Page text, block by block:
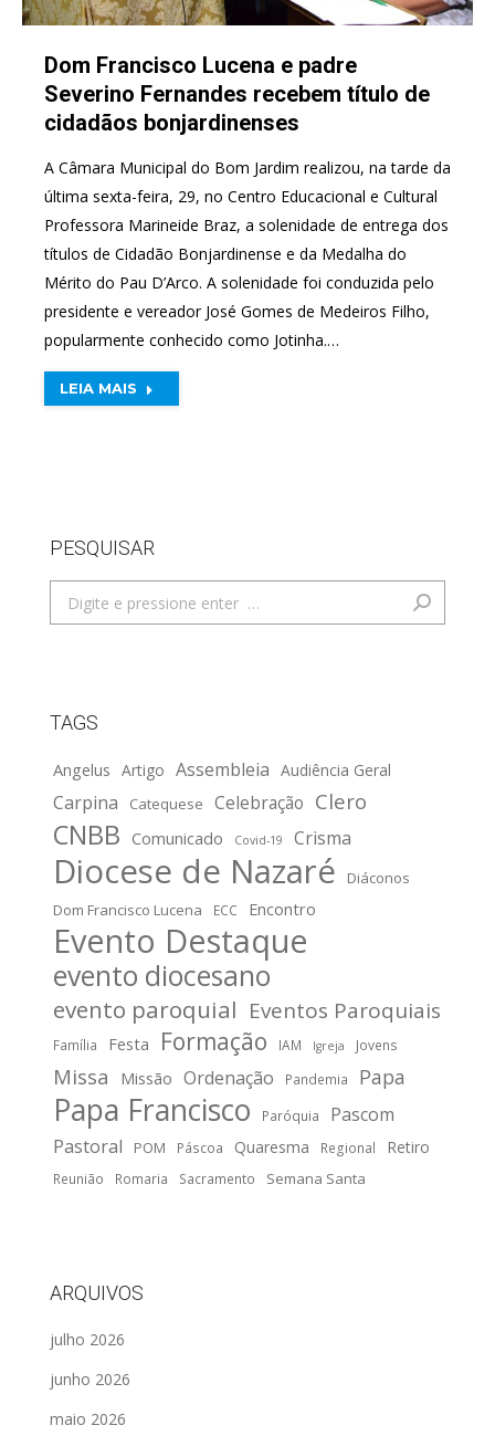
Dom Francisco Lucena e padre
Severino Fernandes recebem título de
cidadãos bonjardinenses
A Câmara Municipal do Bom Jardim realizou, na tarde da
última sexta-feira, 29, no Centro Educacional e Cultural
Professora Marineide Braz, a solenidade de entrega dos
títulos de Cidadão Bonjardinense e da Medalha do
Mérito do Pau D’Arco. A solenidade foi conduzida pelo
presidente e vereador José Gomes de Medeiros Filho,
popularmente conhecido como Jotinha.…
LEIA MAIS
PESQUISAR
Search:
TAGS
Angelus Artigo Assembleia Audiência Geral
Carpina Catequese Celebração Clero
CNBB Comunicado Covid-19 Crisma
Diocese de Nazaré
Diáconos
Dom Francisco Lucena
ECC Encontro
Evento Destaque
evento diocesano
evento paroquial Eventos Paroquiais
Família Festa Formação IAM Igreja Jovens
Missa Missão Ordenação Pandemia Papa
Papa Francisco Paróquia
Pascom
Pastoral
POM Páscoa Quaresma Regional Retiro
Reunião Romaria Sacramento Semana Santa
ARQUIVOS
julho 2026
junho 2026
maio 2026